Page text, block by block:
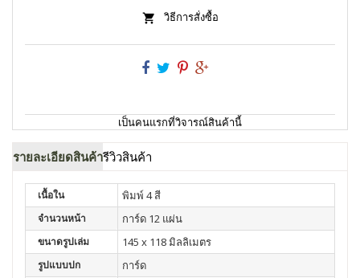
วิธีการสั่งซื้อ
เป็นคนแรกที่วิจารณ์สินค้านี้
รายละเอียดสินค้ารีวิวสินค้า
เนื้อใน พิมพ์ 4 สี
จำนวนหน้า การ์ด 12 แผ่น
ขนาดรูปเล่ม 145 x 118 มิลลิเมตร
รูปแบบปก การ์ด